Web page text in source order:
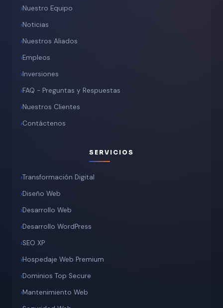
Nuestro Equipo
Noticias
Nuestros Aliados
Empleos
Inversiones
FAQ - Preguntas y Respuestas
Nuestros Clientes
Contáctenos
SERVICIOS
Transformación Digital
Diseño Web
Desarrollo Web
Desarrollo WordPress
SEO XP
Hospedaje Web Premium
Dominios Top Secure
Mantenimiento Web